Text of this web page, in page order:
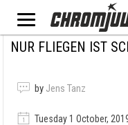
NUR FLIEGEN IST
by Jens Tanz
Tuesday 1 October,